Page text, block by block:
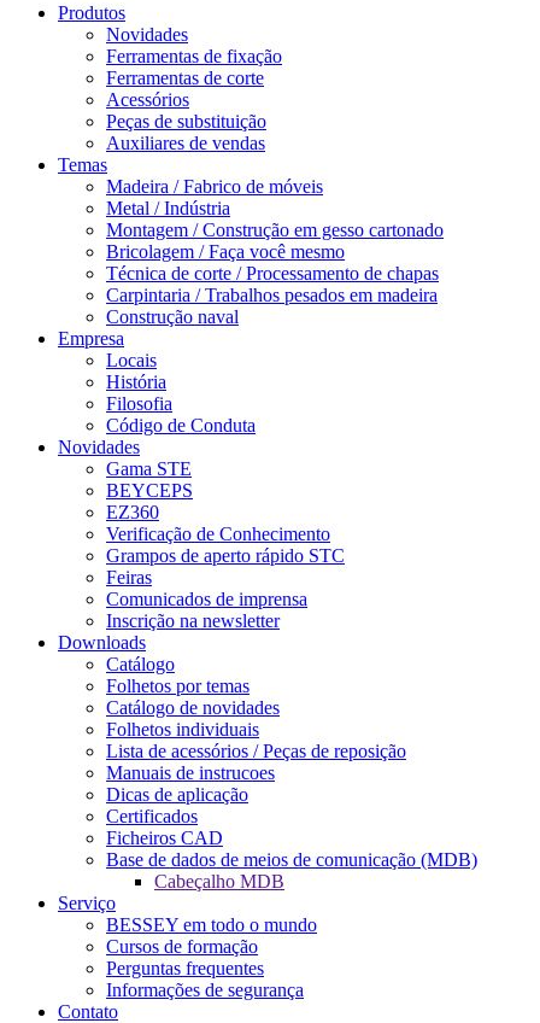
Produtos
Novidades
Ferramentas de fixação
Ferramentas de corte
Acessórios
Peças de substituição
Auxiliares de vendas
Temas
Madeira / Fabrico de móveis
Metal / Indústria
Montagem / Construção em gesso cartonado
Bricolagem / Faça você mesmo
Técnica de corte / Processamento de chapas
Carpintaria / Trabalhos pesados em madeira
Construção naval
Empresa
Locais
História
Filosofia
Código de Conduta
Novidades
Gama STE
BEYCEPS
EZ360
Verificação de Conhecimento
Grampos de aperto rápido STC
Feiras
Comunicados de imprensa
Inscrição na newsletter
Downloads
Catálogo
Folhetos por temas
Catálogo de novidades
Folhetos individuais
Lista de acessórios / Peças de reposição
Manuais de instrucoes
Dicas de aplicação
Certificados
Ficheiros CAD
Base de dados de meios de comunicação (MDB)
Cabeçalho MDB
Serviço
BESSEY em todo o mundo
Cursos de formação
Perguntas frequentes
Informações de segurança
Contato